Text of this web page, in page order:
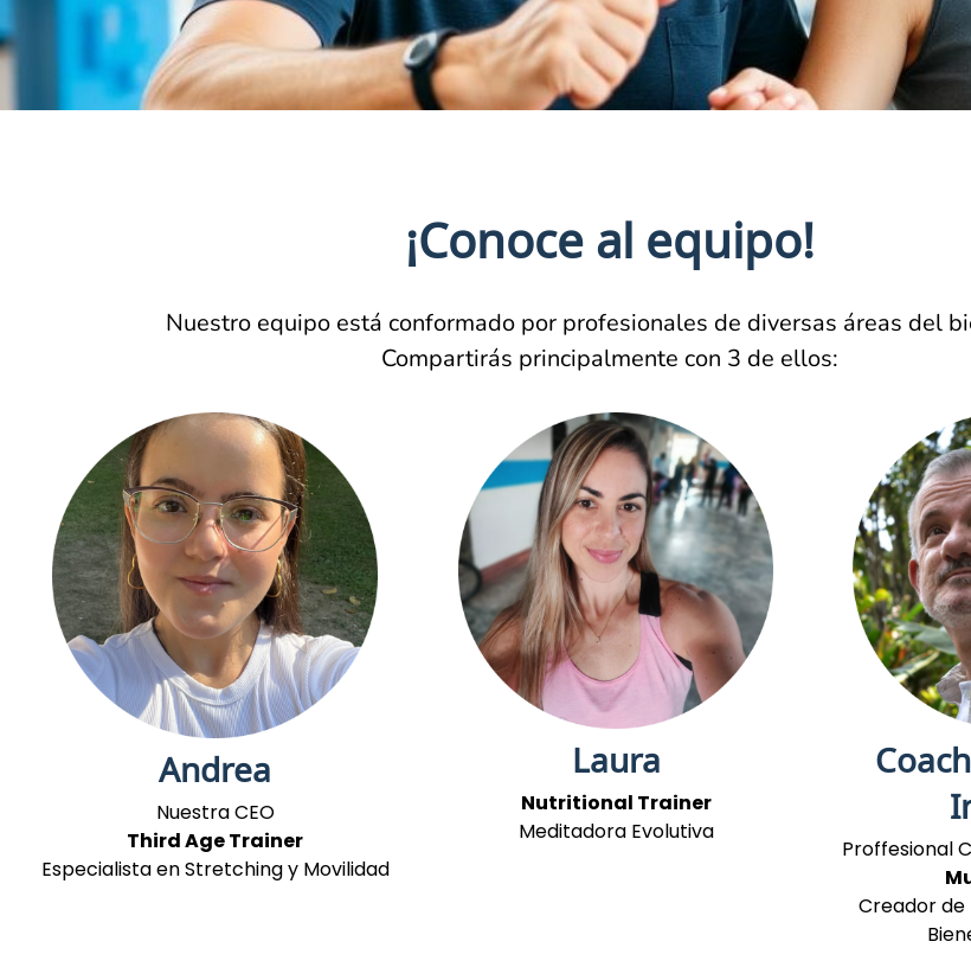
¡Conoce al equipo!
Nuestro equipo está conformado por profesionales de diversas áreas del
Compartirás principalmente con 3 de ellos:
Andrea
Nuestra CEO
Third Age Trainer
Especialista en Stretching y Movilidad
Laura
Nutritional Trainer
Meditadora Evolutiva
Proffesional
Creador de